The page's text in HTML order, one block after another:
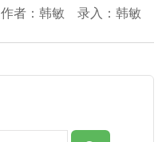
作者：韩敏 录入：韩敏